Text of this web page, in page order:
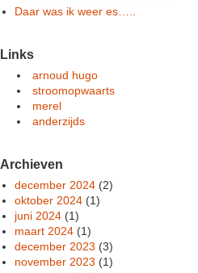
Daar was ik weer es…..
Links
arnoud hugo
stroomopwaarts
merel
anderzijds
Archieven
december 2024 (2)
oktober 2024 (1)
juni 2024 (1)
maart 2024 (1)
december 2023 (3)
november 2023 (1)